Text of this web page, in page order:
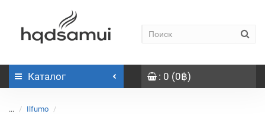
Каталог : 0 (0฿)
... Ilfumo